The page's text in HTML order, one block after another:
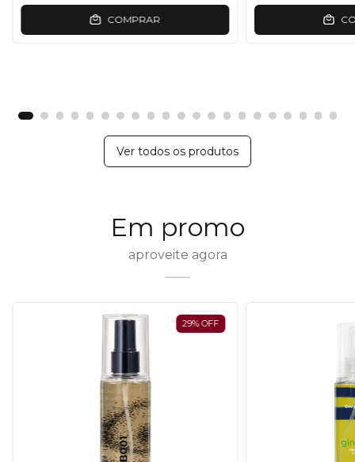
COMPRAR
Ver todos os produtos
Em promo
aproveite agora
20%OFF